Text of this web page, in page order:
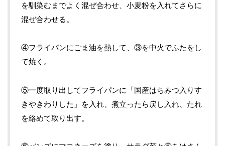
を馴染むまでよく混ぜ合わせ、小麦粉を入れてさらに
混ぜ合わせる。
④フライパンにごま油を熱して、③を中火でふたをし
て焼く。
⑤一度取り出してフライパンに「国産はちみつ入りす
きやきわりした」を入れ、煮立ったら戻し入れ、たれ
を絡めて取り出す。